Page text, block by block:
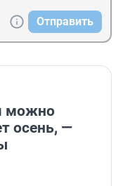
Отправить
можно
осень, —